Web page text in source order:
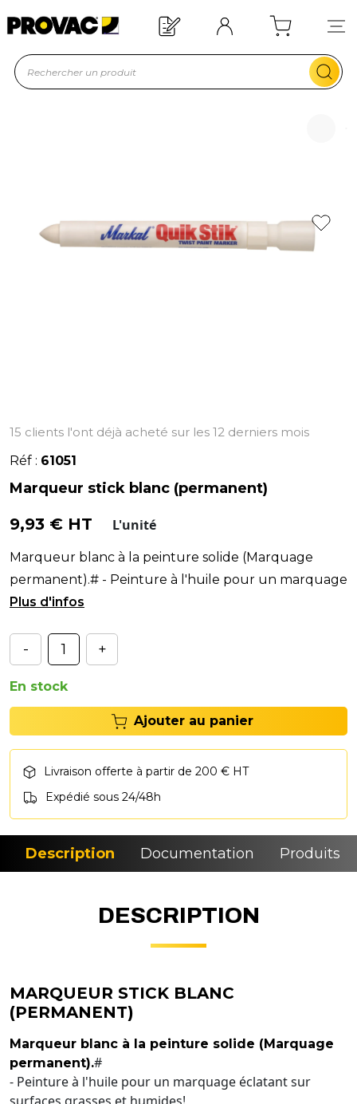
Offre de bienvenue : 20€ offerts !
En savoir plus
15 clients l'ont déjà acheté sur les 12 derniers mois
Réf : 61051
Marqueur stick blanc (permanent)
9,93 € HT L'unité
Marqueur blanc à la peinture solide (Marquage
permanent).# - Peinture à l'huile pour un marquage
éclatant sur surfaces grasses et humi
- +
En stock
Ajouter au panier
Livraison offerte à partir de 200 € HT
Expédié sous 24/48h
Description Documentation Produits
DESCRIPTION
MARQUEUR STICK BLANC
(PERMANENT)
Marqueur blanc à la peinture solide (Marquage
permanent).#
- Peinture à l'huile pour un marquage éclatant sur